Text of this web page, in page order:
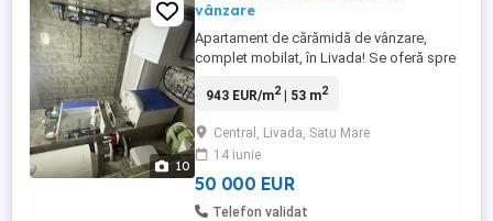
10
vânzare
Apartament de cărămidă de vânzare,
complet mobilat, în Livada! Se oferă spre
52,61 mp, situat în orașul Livada, județul
compartimentată eficient și este compusă
din 2 camere, baie, bucătărie, hol , spaiz și
balcon. Baia și bucătăria au ...
943 EUR/m2| 53 m2
Central, Livada, Satu Mare
14 iunie
50 000 EUR
Telefon validat